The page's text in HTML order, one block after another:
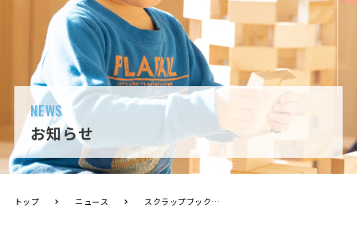
NEWS
お知らせ
トップ ニュース スクラップブック発表会